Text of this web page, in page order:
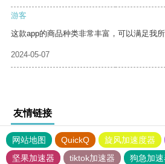
游客
这款app的商品种类非常丰富，可以满足我所
2024-05-07
友情链接
网站地图 QuickQ 旋风加速度器
坚果加速器
tiktok加速器
狗急加